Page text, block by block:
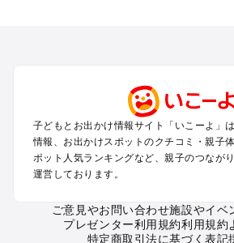
関西のプールおでかけ
中国･四国のプールおでかけ
九州･沖縄のプールおでかけ
定番お出かけスポット
子どもとお出かけ情報サイト「いこーよ」
情報、お出かけスポットのクチコミ・親子
ポット人気ランキングなど、親子のつなが
運営しております。
ご意見やお問い合わせ施設やイベ
プレゼンター利用規約利用規約
特定商取引法に基づく表記